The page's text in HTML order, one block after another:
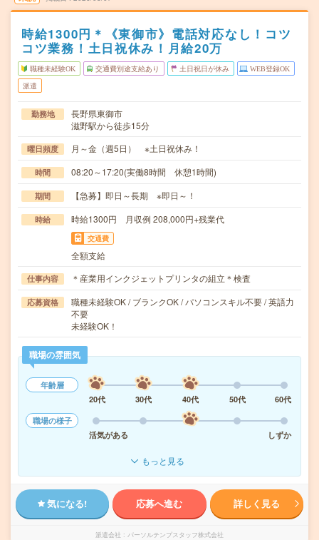
時給1300円＊《東御市》電話対応なし！コツ
コツ業務！土日祝休み！月給20万
職種未経験OK 交通費別途支給あり 土日祝日が休み WEB登録OK
派遣
勤務地
長野県東御市
滋野駅から徒歩15分
曜日頻度 月～金（週5日） ※土日祝休み！
時間 08:20～17:20(実働8時間 休憩1時間)
期間 【急募】即日～長期 ※即日～！
時給 時給1300円 月収例 208,000円+残業代
交通費
全額支給
仕事内容 ＊産業用インクジェットプリンタの組立＊検査
応募資格
職種未経験OK / ブランクOK / パソコンスキル不要 / 英語力
不要
未経験OK！
職場の雰囲気
年齢層
20代
30代 40代 50代
60代
職場の様子
活気がある
しずか
もっと見る
気になる! 応募へ進む 詳しく見る
派遣会社 パーソルテンプスタッフ株式会社